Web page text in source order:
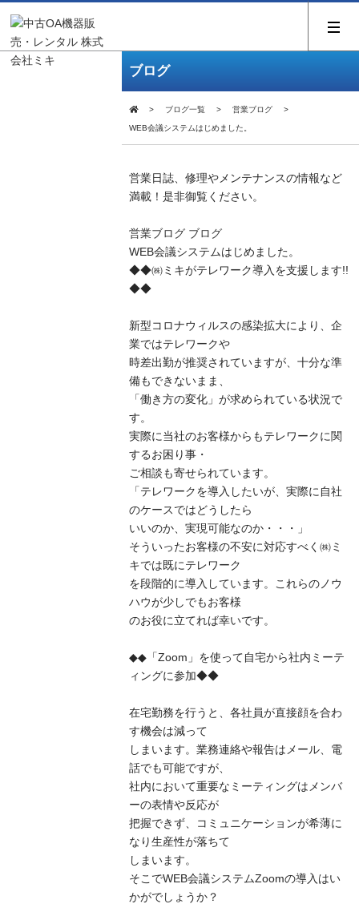
ブログ
ブログ一覧 営業ブログ
WEB会議システムはじめました。
営業日誌、修理やメンテナンスの情報など
満載！是非御覧ください。
営業ブログ ブログ
WEB会議システムはじめました。
◆◆㈱ミキがテレワーク導入を支援します!!
◆◆
新型コロナウィルスの感染拡大により、企
業ではテレワークや
時差出勤が推奨されていますが、十分な準
備もできないまま、
「働き方の変化」が求められている状況で
す。
実際に当社のお客様からもテレワークに関
するお困り事・
ご相談も寄せられています。
「テレワークを導入したいが、実際に自社
のケースではどうしたら
いいのか、実現可能なのか・・・」
そういったお客様の不安に対応すべく㈱ミ
キでは既にテレワーク
を段階的に導入しています。これらのノウ
ハウが少しでもお客様
のお役に立てれば幸いです。
◆◆「Zoom」を使って自宅から社内ミーテ
ィングに参加◆◆
在宅勤務を行うと、各社員が直接顔を合わ
す機会は減って
しまいます。業務連絡や報告はメール、電
話でも可能ですが、
社内において重要なミーティングはメンバ
ーの表情や反応が
把握できず、コミュニケーションが希薄に
なり生産性が落ちて
しまいます。
そこでWEB会議システムZoomの導入はい
かがでしょうか？